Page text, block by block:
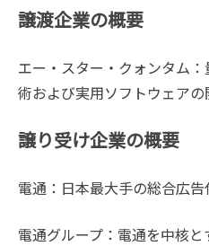
譲渡企業の概要
エー・スター・クォンタム
術および実用ソフトウェア
譲り受け企業の概要
電通：日本最大手の総合広
電通グループ：電通を中核